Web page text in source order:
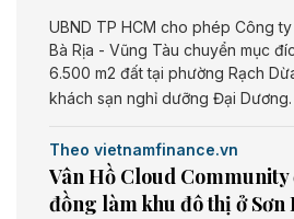
UBND TP HCM cho phép Công
Bà Rịa - Vũng Tàu chuyển mục
6.500 m2 đất tại phường Rạch
khách sạn nghỉ dưỡng Đại Dương.
Theo vietnamfinance.vn
Vân Hồ Cloud
đồng làm khu đô thị ở Sơn